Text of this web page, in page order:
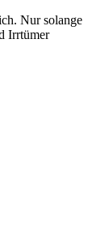
Nur solange
Irrtümer